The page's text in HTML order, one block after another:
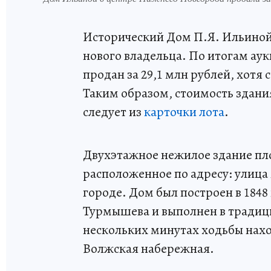
Исторический Дом П.Я.
нового владельца. По итогам
продан за 29,1 млн рублей, хотя
Таким образом, стоимость
следует изкарточки лота.
Двухэтажное нежилое здание
расположенное по адресу:
городе. Дом был построен в
Турмышева и выполнен в
нескольких минутах ходьбы
Волжская набережная.